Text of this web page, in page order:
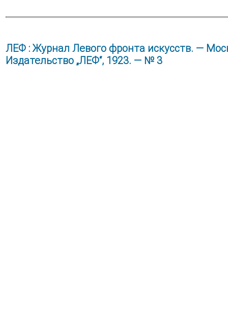
ЛЕФ : Журнал Левого фронта искусств. —
Издательство „ЛЕФ“, 1923. — № 3